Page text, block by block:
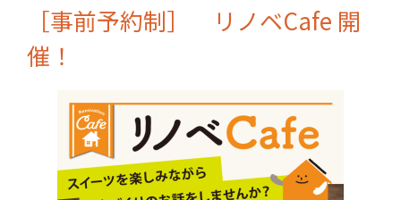
［事前予約制］ リノベCafe 開
催！